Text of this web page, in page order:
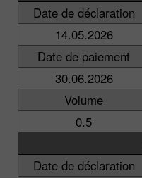
Date de déclaration
14.05.2026
Date de paiement
30.06.2026
Volume
0.5
Date de déclaration